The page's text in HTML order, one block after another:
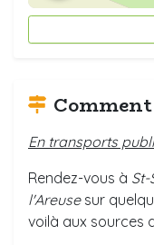
En transports
Rendez-vous à St-
l'Areuse sur
voilà aux sources